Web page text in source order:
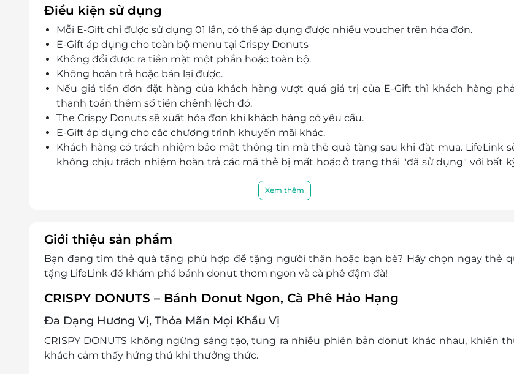
Điều kiện sử dụng
Mỗi E-Gift chỉ được sử dụng 01 lần, có thể áp dụng được nhiều voucher trên hóa đơn.
E-Gift áp dụng cho toàn bộ menu tại Crispy Donuts
Không đổi được ra tiền mặt một phần hoặc toàn bộ.
Không hoàn trả hoặc bán lại được.
Nếu giá tiền đơn đặt hàng của khách hàng vượt quá giá trị của E-Gift thì khách hàng
thanh toán thêm số tiền chênh lệch đó.
The Crispy Donuts sẽ xuất hóa đơn khi khách hàng có yêu cầu.
E-Gift áp dụng cho các chương trình khuyến mãi khác.
Khách hàng có trách nhiệm bảo mật thông tin mã thẻ quà tặng sau khi đặt mua. LifeLink
không chịu trách nhiệm hoàn trả các mã thẻ bị mất hoặc ở trạng thái "đã sử dụng" với bất
LifeLink không chịu trách nhiệm đối với chất lượng của sản phẩm được cung cấp cũng như
báo trước.
Xem thêm
Giới thiệu sản phẩm
Bạn đang tìm thẻ quà tặng phù hợp để tặng người thân hoặc bạn bè? Hãy chọn ngay thẻ
tặng LifeLink để khám phá bánh donut thơm ngon và cà phê đậm đà!
CRISPY DONUTS – Bánh Donut Ngon, Cà Phê Hảo Hạng
Đa Dạng Hương Vị, Thỏa Mãn Mọi Khẩu Vị
CRISPY DONUTS không ngừng sáng tạo, tung ra nhiều phiên bản donut khác nhau, khiến
khách cảm thấy hứng thú khi thưởng thức.